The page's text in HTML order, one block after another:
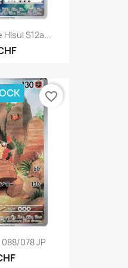
S12a...
078 JP
favorite_border